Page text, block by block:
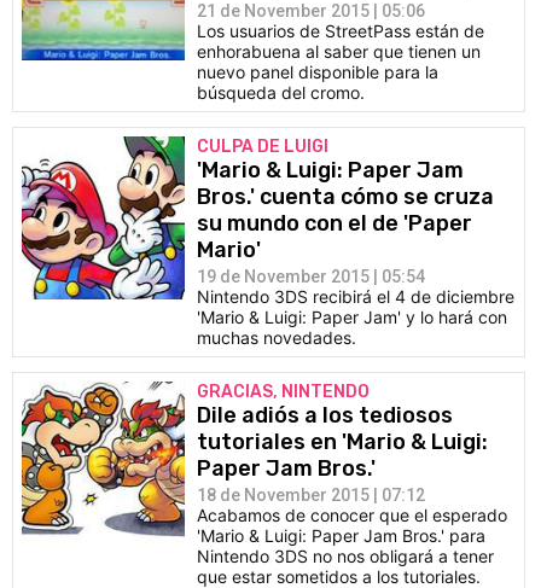
21 de November 2015 | 05:06
Los usuarios de StreetPass están de
enhorabuena al saber que tienen un
nuevo panel disponible para la
búsqueda del cromo.
CULPA DE LUIGI
'Mario & Luigi: Paper Jam
Bros.' cuenta cómo se cruza
su mundo con el de 'Paper
Mario'
19 de November 2015 | 05:54
Nintendo 3DS recibirá el 4 de diciembre
'Mario & Luigi: Paper Jam' y lo hará con
muchas novedades.
GRACIAS, NINTENDO
Dile adiós a los tediosos
tutoriales en 'Mario & Luigi:
Paper Jam Bros.'
18 de November 2015 | 07:12
Acabamos de conocer que el esperado
'Mario & Luigi: Paper Jam Bros.' para
Nintendo 3DS no nos obligará a tener
que estar sometidos a los tutoriales.